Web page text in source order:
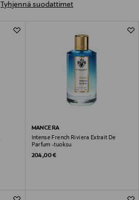
Tyhjennä suodattimet
MANCERA
Intense French Riviera Extrait De
Parfum -tuoksu
Original Price
204,00 €